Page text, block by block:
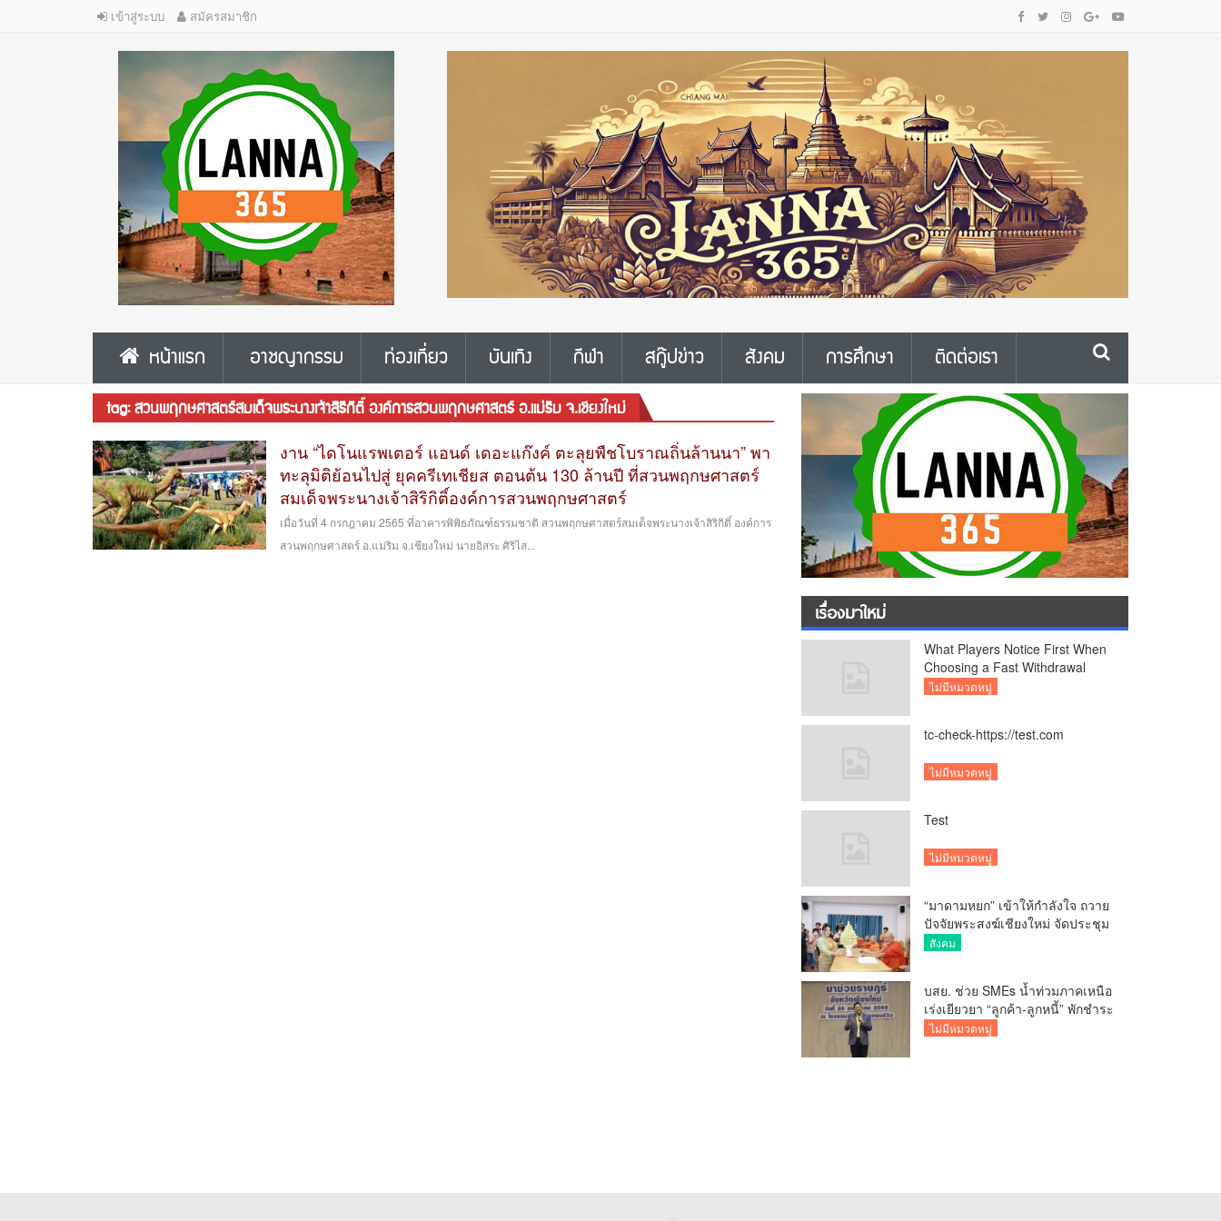
เข้าสู่ระบบ สมัครสมาชิก
หน้าแรก อาชญากรรม ท่องเที่ยว บันเทิง กีฬา สกู๊ปข่าว สังคม การศึกษา ติดต่อเรา
tag: สวนพฤกษศาสตร์สมเด็จพระนางเจ้าสิริกิติ์ องค์การสวนพฤกษศาสตร์ อ.แม่ริม จ.เชียงใหม่
งาน “ไดโนแรพเตอร์ แอนด์ เดอะแก๊งค์ ตะลุยพืชโบราณถิ่นล้านนา” พา
ทะลุมิติย้อนไปสู่ ยุคครีเทเชียส ตอนต้น 130 ล้านปี ที่สวนพฤกษศาสตร์
สมเด็จพระนางเจ้าสิริกิติ์องค์การสวนพฤกษศาสตร์
เมื่อวันที่ 4 กรกฎาคม 2565 ที่อาคารพิพิธภัณฑ์ธรรมชาติ สวนพฤกษศาสตร์สมเด็จพระนางเจ้าสิริกิติ์ องค์การ
สวนพฤกษศาสตร์ อ.แม่ริม จ.เชียงใหม่ นายอิสระ ศิริไส...
เรื่องมาใหม่
What Players Notice First When
Choosing a Fast Withdrawal
Casino UK
ไม่มีหมวดหมู่
tc-check-https://test.com
ไม่มีหมวดหมู่
Test
ไม่มีหมวดหมู่
“มาดามหยก” เข้าให้กำลังใจ ถวาย
ปัจจัยพระสงฆ์เชียงใหม่ จัดประชุม
ทำบัญชีรายรับรายจ่ายของวัด กว่า
สังคม
บสย. ช่วย SMEs น้ำท่วมภาคเหนือ
เร่งเยียวยา “ลูกค้า-ลูกหนี้” พักชำระ
ค่าธรรมเนียม-ค่างวด
ไม่มีหมวดหมู่